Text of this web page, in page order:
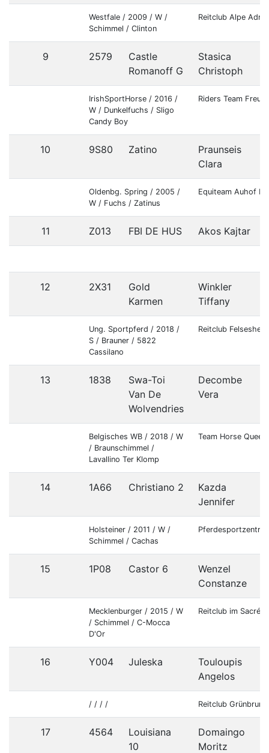
Westfale / 2009 / W /
Schimmel / Clinton
Reitclub Alpe Adria
9 2579
Castle
Romanoff G
Stasica
Christoph
IrishSportHorse / 2016 /
W / Dunkelfuchs / Sligo
Candy Boy
Riders Team
10 9S80 Zatino
Praunseis
Clara
Oldenbg. Spring / 2005 /
W / Fuchs / Zatinus
Equiteam Auhof
11 Z013 FBI DE HUS Akos Kajtar
12 2X31
Gold
Karmen
Winkler
Tiffany
Ung. Sportpferd / 2018 /
S / Brauner / 5822
Cassilano
Reitclub Felsesheer
13 1838
Swa-Toi
Van De
Wolvendries
Decombe
Vera
Belgisches WB / 2018 / W
/ Braunschimmel /
Lavallino Ter Klomp
Team Horse Queen
14 1A66 Christiano 2
Kazda
Jennifer
Holsteiner / 2011 / W /
Schimmel / Cachas
15 1P08 Castor 6
Wenzel
Constanze
Mecklenburger / 2015 / W
/ Schimmel / C-Mocca
D'Or
Reitclub im Sacré
16 Y004 Juleska
Touloupis
Angelos
/ / / / Reitclub Grünbrunn
17 4564
Louisiana
10
Domaingo
Moritz